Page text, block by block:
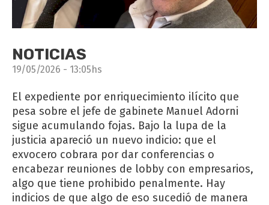
NOTICIAS
19/05/2026 - 13:05hs
El expediente por enriquecimiento ilícito que
pesa sobre el jefe de gabinete Manuel Adorni
sigue acumulando fojas. Bajo la lupa de la
justicia apareció un nuevo indicio: que el
exvocero cobrara por dar conferencias o
encabezar reuniones de lobby con empresarios,
algo que tiene prohibido penalmente. Hay
indicios de que algo de eso sucedió de manera